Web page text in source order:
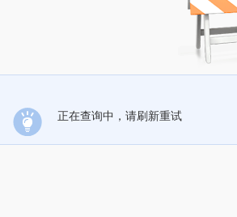
正在查询中，请刷新重试